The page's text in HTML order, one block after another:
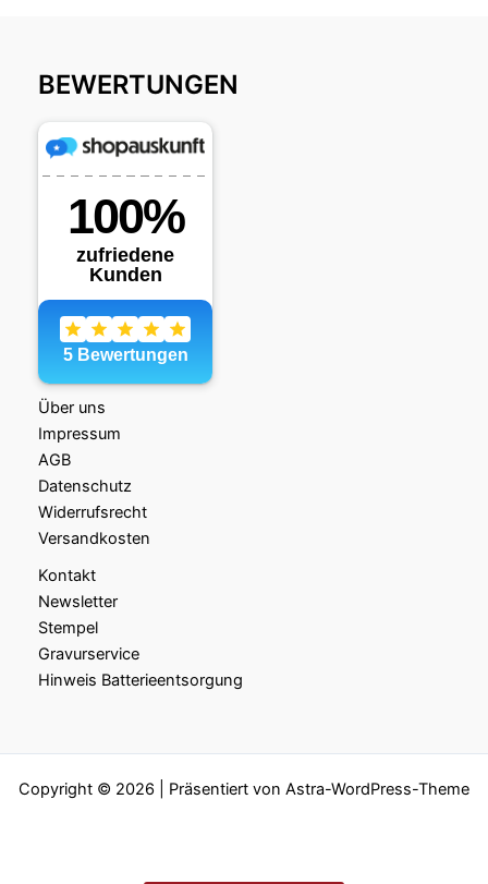
BEWERTUNGEN
Über uns
Impressum
AGB
Datenschutz
Widerrufsrecht
Versandkosten
Kontakt
Newsletter
Stempel
Gravurservice
Hinweis Batterieentsorgung
Copyright © 2026 | Präsentiert von Astra-WordPress-Theme